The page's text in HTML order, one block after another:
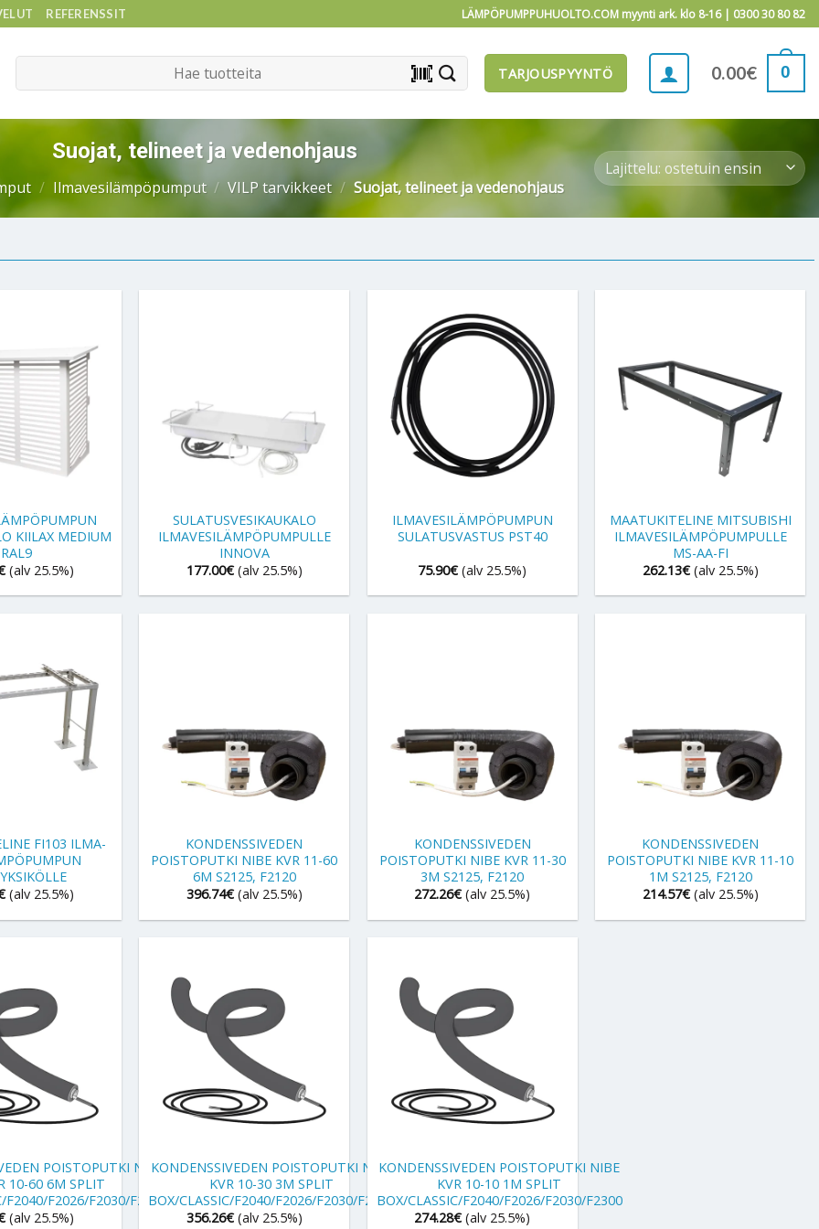
REFERENSSIT LÄMPÖPUMPPUHUOLTO.COM myynti ark. klo 8-16 | 0300 30 80 82
barcode_scanner TARJOUSPYYNTÖ 0.00€ 0
Suojat, telineet ja vedenohjaus
/ Ilmavesilämpöpumput / VILP tarvikkeet / Suojat, telineet ja vedenohjaus
KIILAX MEDIUM
RAL9
(alv 25.5%)
SULATUSVESIKAUKALO
ILMAVESILÄMPÖPUMPULLE
INNOVA
177.00€ (alv 25.5%)
ILMAVESILÄMPÖPUMPUN
SULATUSVASTUS PST40
75.90€ (alv 25.5%)
MAATUKITELINE MITSUBISHI
ILMAVESILÄMPÖPUMPULLE
MS-AA-FI
262.13€ (alv 25.5%)
FI103 ILMA-
(alv 25.5%)
KONDENSSIVEDEN
POISTOPUTKI NIBE KVR 11-60
6M S2125, F2120
396.74€ (alv 25.5%)
KONDENSSIVEDEN
POISTOPUTKI NIBE KVR 11-30
3M S2125, F2120
272.26€ (alv 25.5%)
KONDENSSIVEDEN
POISTOPUTKI NIBE KVR 11-10
1M S2125, F2120
214.57€ (alv 25.5%)
POISTOPUTKI NIBE
10-60 6M SPLIT
F2040/F2026/F2030/F2300
(alv 25.5%)
KONDENSSIVEDEN POISTOPUTKI NIBE
KVR 10-30 3M SPLIT
BOX/CLASSIC/F2040/F2026/F2030/F2300
356.26€ (alv 25.5%)
KONDENSSIVEDEN POISTOPUTKI NIBE
KVR 10-10 1M SPLIT
BOX/CLASSIC/F2040/F2026/F2030/F2300
274.28€ (alv 25.5%)